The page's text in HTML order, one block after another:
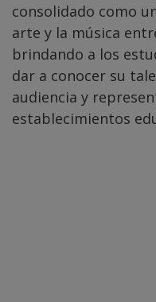
consolidado como
arte y la música
brindando a los
dar a conocer su
audiencia y
establecimientos